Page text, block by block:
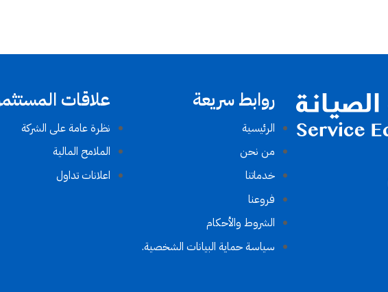
روابط سريعة
الرئيسية
من نحن
خدماتنا
فروعنا
الشروط والأحكام​
سياسة حماية البيانات الشخصية.
علاقات
نظرة عامة على الشركة
الملامح المالية
اعلانات تداول